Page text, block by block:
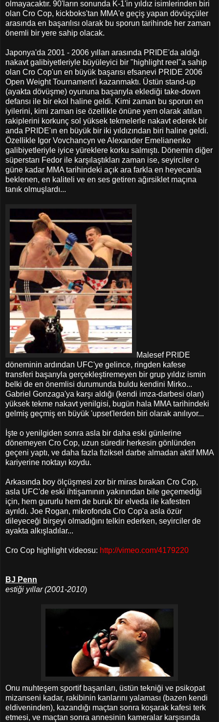
olmayacaktır. 90'ların sonunda K-1'in yıldız isimlerinden biri
olan Cro Cop, kickboks'tan MMA'e geçiş yapan dövüşçüler
arasında en başarılısı olarak bu sporun tarihinde her zaman
önemli bir yere sahip olacak.
Japonya'da 2001 - 2006 yılları arasında PRIDE'da aldığı
nakavt galibiyetleriyle büyüleyici bir "highlight reel"a sahip
olan Cro Cop'un en büyük başarısı efsanevi PRIDE 2006
Open Weight Tournament'i kazanmaktı. Üstün stand-up
(ayakta dövüşme) oyununa başarıyla eklediği take-down
defansı ile bir ekol haline geldi. Kimi zaman bu sporun en
iyilerini, kimi zaman ise özellikle önüne yem olarak atılan
rakiplerini korkunç sol yüksek tekmelerle nakavt ederek bir
anda PRIDE'ın en büyük bir iki yıldızından biri haline geldi.
Özellikle Igor Vovchancyn ve Alexander Emelianenko
galibiyetleriyle iyice yüreklere korku salmıştı. Dönemin diğer
süperstarı Fedor ile karşılaştıkları zaman ise, seyirciler o
güne kadar MMA tarihindeki açık ara farkla en heyecanla
beklenen, en kaliteli ve en ses getiren ağırsiklet maçına
tanık olmuşlardı...
Malesef PRIDE
döneminin ardından UFC'ye gelince, ringden kafese
transferi başarıyla gerçekleştiremeyen bir grup yıldız ismin
belki de en önemlisi durumunda buldu kendini Mirko...
Gabriel Gonzaga'ya karşı aldığı (kendi imza-darbesi olan)
yüksek tekme nakavt yenilgisi, bugün hala MMA tarihindeki
gelmiş geçmiş en büyük 'upset'lerden biri olarak anılıyor...
İşte o yenilgiden sonra asla bir daha eski günlerine
dönemeyen Cro Cop, uzun süredir herkesin gönlünden
geçeni yaptı, ve daha fazla fiziksel darbe almadan aktif MMA
kariyerine noktayı koydu.
Arkasında boy ölçüşmesi zor bir miras bırakan Cro Cop,
asla UFC'de eski ihtişamının yakınından bile geçemediği
için, hem gururlu hem de buruk bir elveda ile kafesten
ayrıldı. Joe Rogan, mikrofonda Cro Cop'a asla özür
dileyeceği birşeyi olmadığını telkin ederken, seyirciler de
ayakta alkışladılar...
Cro Cop highlight videosu: http://vimeo.com/4179220
BJ Penn
estiği yıllar (2001-2010)
Onu muhteşem sportif başarıları, üstün tekniği ve psikopat
mizanseni kadar, rakibinin kanlarını yalaması (bazen kendi
eldiveninden), kazandığı maçtan sonra koşarak kafesi terk
etmesi, ve maçtan sonra annesinin kameralar karşısında